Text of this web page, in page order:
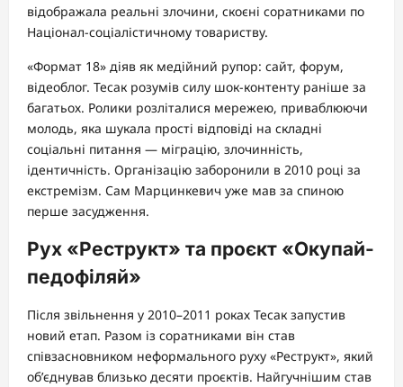
відображала реальні злочини, скоєні соратниками по
Націонал-соціалістичному товариству.
«Формат 18» діяв як медійний рупор: сайт, форум,
відеоблог. Тесак розумів силу шок-контенту раніше за
багатьох. Ролики розліталися мережею, приваблюючи
молодь, яка шукала прості відповіді на складні
соціальні питання — міграцію, злочинність,
ідентичність. Організацію заборонили в 2010 році за
екстремізм. Сам Марцинкевич уже мав за спиною
перше засудження.
Рух «Реструкт» та проєкт «Окупай-
педофіляй»
Після звільнення у 2010–2011 роках Тесак запустив
новий етап. Разом із соратниками він став
співзасновником неформального руху «Реструкт», який
об’єднував близько десяти проєктів. Найгучнішим став